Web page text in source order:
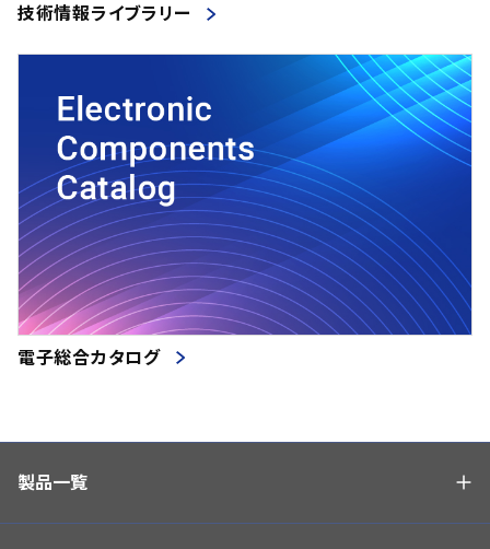
技術情報ライブラリー
電子総合カタログ
製品一覧